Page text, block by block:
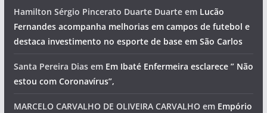
Hamilton Sérgio Pincerato Duarte Duarteem Lucão
Fernandes acompanha melhorias em campos de futebol e
destaca investimento no esporte de base em São Carlos
Santa Pereira Diasem Em Ibaté Enfermeira esclarece ” Não
estou com Coronavírus”,
MARCELO CARVALHO DE OLIVEIRA CARVALHOem Empório